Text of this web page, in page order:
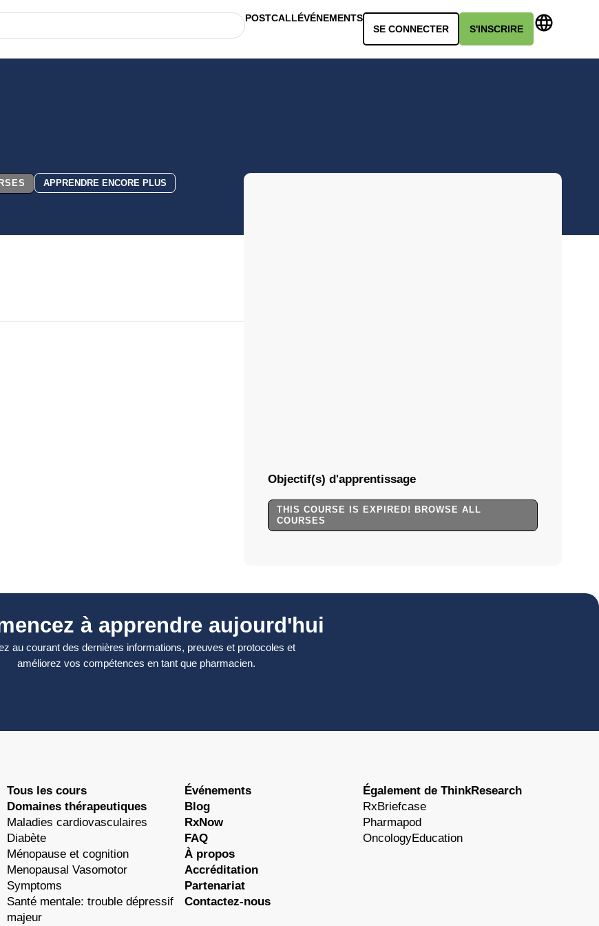
POSTCALLÉVÉNEMENTS
SE CONNECTER
S'INSCRIRE
APPRENDRE ENCORE PLUS
Objectif(s) d'apprentissage
THIS COURSE IS EXPIRED! BROWSE ALL
COURSES
à apprendre aujourd'hui
au courant des dernières informations, preuves et protocoles et
améliorez vos compétences en tant que pharmacien.
Tous les cours
Domaines thérapeutiques
Maladies cardiovasculaires
Diabète
Ménopause et cognition
Menopausal Vasomotor
Symptoms
Santé mentale: trouble dépressif
majeur
Événements
Blog
RxNow
FAQ
À propos
Accréditation
Partenariat
Contactez-nous
Également de ThinkResearch
RxBriefcase
Pharmapod
OncologyEducation